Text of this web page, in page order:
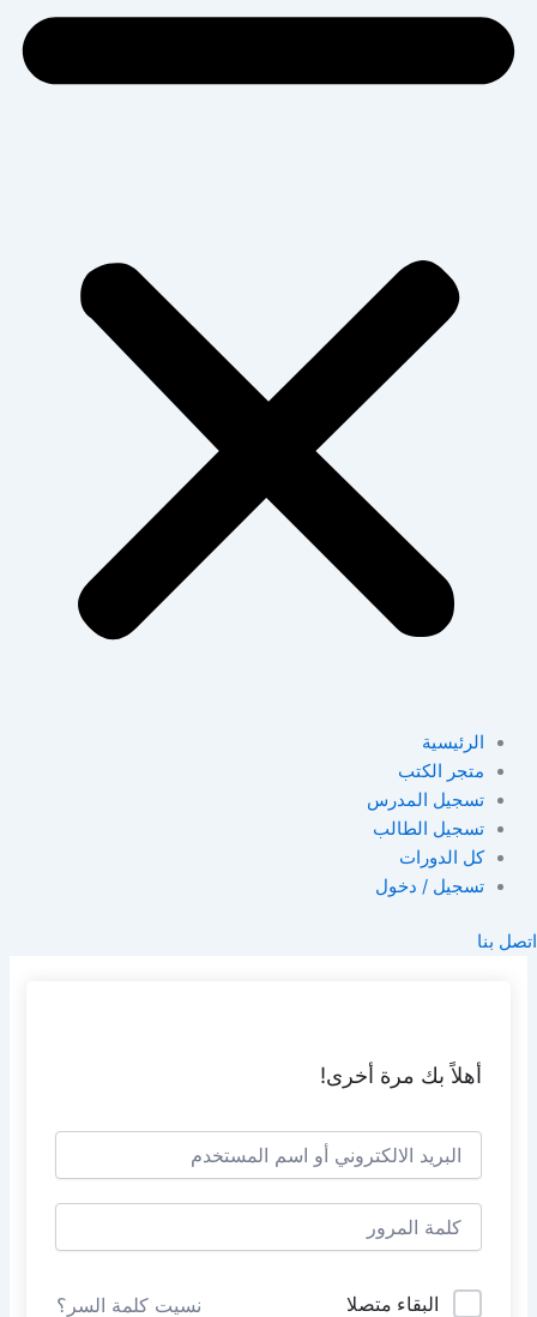
الرئيسية
متجر الكتب
تسجيل المدرس
تسجيل الطالب
كل الدورات
تسجيل / دخول
اتصل بنا
أهلاً بك مرة أخرى!
البقاء متصلا نسيت كلمة السر؟